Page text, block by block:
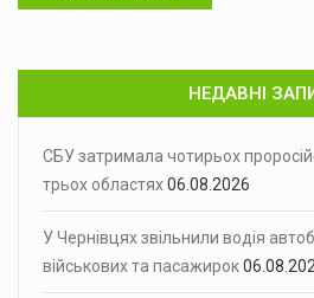
НЕДАВНІ
СБУ затримала чотирьох
трьох областях06.08.2026
У Чернівцях звільнили водія
військових та пасажирок